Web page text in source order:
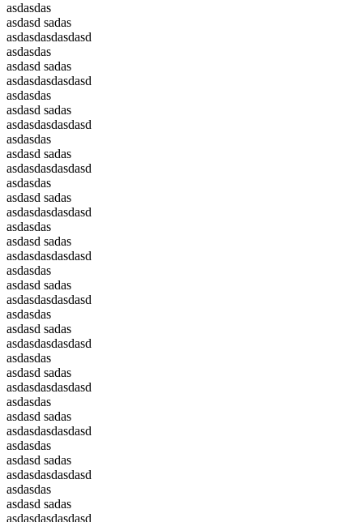
asdasdas
asdasd sadas
asdasdasdasdasd
asdasdas
asdasd sadas
asdasdasdasdasd
asdasdas
asdasd sadas
asdasdasdasdasd
asdasdas
asdasd sadas
asdasdasdasdasd
asdasdas
asdasd sadas
asdasdasdasdasd
asdasdas
asdasd sadas
asdasdasdasdasd
asdasdas
asdasd sadas
asdasdasdasdasd
asdasdas
asdasd sadas
asdasdasdasdasd
asdasdas
asdasd sadas
asdasdasdasdasd
asdasdas
asdasd sadas
asdasdasdasdasd
asdasdas
asdasd sadas
asdasdasdasdasd
asdasdas
asdasd sadas
asdasdasdasdasd